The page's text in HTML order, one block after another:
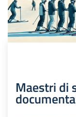
Maestri di